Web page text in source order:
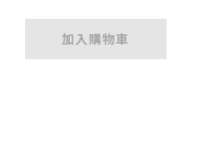
加入購物車